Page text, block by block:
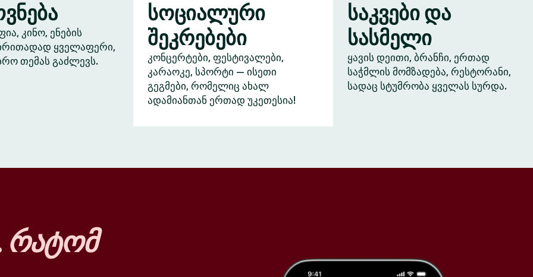
კინო, ენების
ყველაფერი,
თემას გაძლევს.
სოციალური
შეკრებები
კონცერტები, ფესტივალები,
კარაოკე, სპორტი — ისეთი
გეგმები, რომელიც ახალ
ადამიანთან ერთად უკეთესია!
საკვები და
სასმელი
ყავის დეითი, ბრანჩი, ერთად
საჭმლის მომზადება, რესტორანი,
სადაც სტუმრობა ყველას სურდა.
რატომ